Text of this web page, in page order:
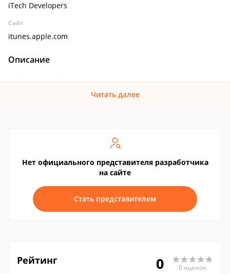
iTech Developers
Сайт
itunes.apple.com
Описание
Читать далее
Нет официального представителя разработчика
на сайте
Стать представителем
Рейтинг 0 0 оценок